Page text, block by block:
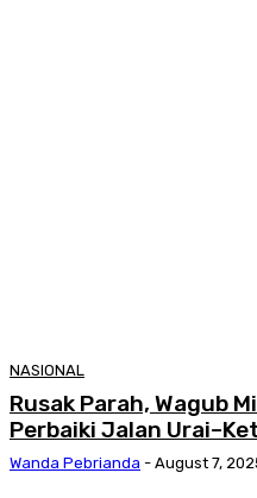
NASIONAL
Rusak Parah, Wagub
Perbaiki Jalan
Wanda Pebrianda - August 7,